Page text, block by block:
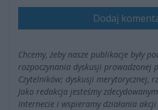
Dodaj
Chcemy, żeby nasze publikacje były
rozpoczynania dyskusji prowadzonej
Czytelników; dyskusji merytorycznej,
Jako redakcja jesteśmy
Internecie i wspieramy działania akcji